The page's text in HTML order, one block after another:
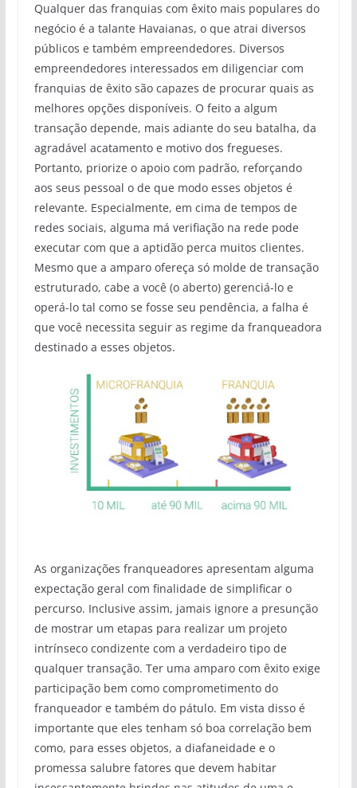
Qualquer das franquias com êxito mais populares do
negócio é a talante Havaianas, o que atrai diversos
públicos e também empreendedores. Diversos
empreendedores interessados em diligenciar com
franquias de êxito são capazes de procurar quais as
melhores opções disponíveis. O feito a algum
transação depende, mais adiante do seu batalha, da
agradável acatamento e motivo dos fregueses.
Portanto, priorize o apoio com padrão, reforçando
aos seus pessoal o de que modo esses objetos é
relevante. Especialmente, em cima de tempos de
redes sociais, alguma má verifiação na rede pode
executar com que a aptidão perca muitos clientes.
Mesmo que a amparo ofereça só molde de transação
estruturado, cabe a você (o aberto) gerenciá-lo e
operá-lo tal como se fosse seu pendência, a falha é
que você necessita seguir as regime da franqueadora
destinado a esses objetos.
As organizações franqueadores apresentam alguma
expectação geral com finalidade de simplificar o
percurso. Inclusive assim, jamais ignore a presunção
de mostrar um etapas para realizar um projeto
intrínseco condizente com a verdadeiro tipo de
qualquer transação. Ter uma amparo com êxito exige
participação bem como comprometimento do
franqueador e também do pátulo. Em vista disso é
importante que eles tenham só boa correlação bem
como, para esses objetos, a diafaneidade e o
promessa salubre fatores que devem habitar